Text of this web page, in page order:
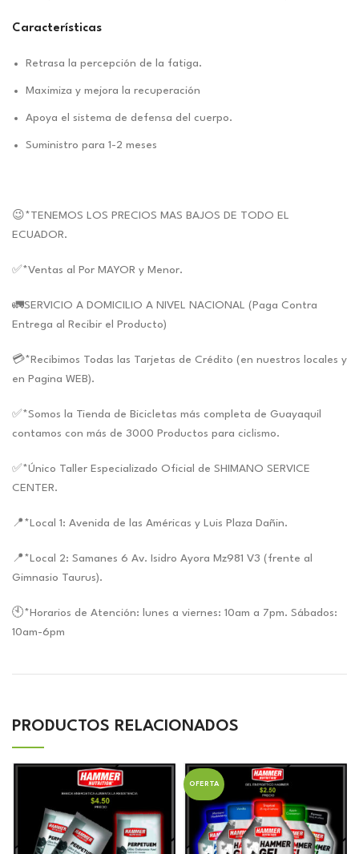
Características
Retrasa la percepción de la fatiga.
Maximiza y mejora la recuperación
Apoya el sistema de defensa del cuerpo.
Suministro para 1-2 meses
😉*TENEMOS LOS PRECIOS MAS BAJOS DE TODO EL
ECUADOR.
✅*Ventas al Por MAYOR y Menor.
🚛SERVICIO A DOMICILIO A NIVEL NACIONAL (Paga Contra
Entrega al Recibir el Producto)
💳*Recibimos Todas las Tarjetas de Crédito (en nuestros locales y
en Pagina WEB).
✅*Somos la Tienda de Bicicletas más completa de Guayaquil
contamos con más de 3000 Productos para ciclismo.
✅*Único Taller Especializado Oficial de SHIMANO SERVICE
CENTER.
📍*Local 1: Avenida de las Américas y Luis Plaza Dañin.
📍*Local 2: Samanes 6 Av. Isidro Ayora Mz981 V3 (frente al
Gimnasio Taurus).
🕙*Horarios de Atención: lunes a viernes: 10am a 7pm. Sábados:
10am-6pm
PRODUCTOS RELACIONADOS
OFERTA